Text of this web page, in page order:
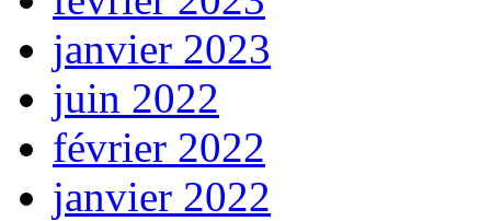
janvier 2023
juin 2022
février 2022
janvier 2022